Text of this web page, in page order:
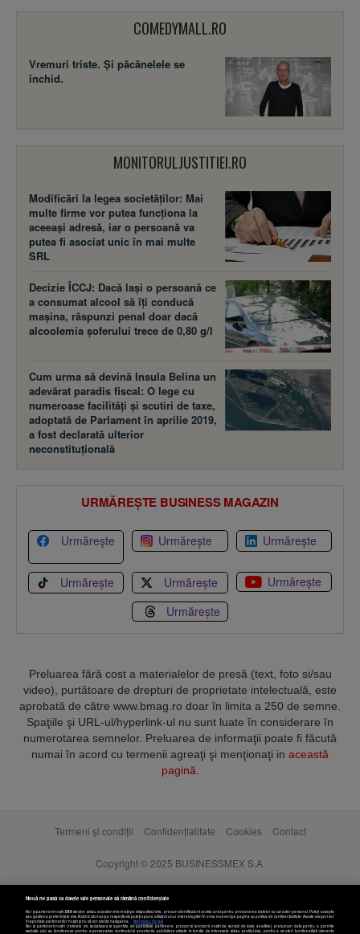
COMEDYMALL.RO
Vremuri triste. Şi păcănelele se
închid.
MONITORULJUSTITIEI.RO
Modificări la legea societăţilor: Mai
multe firme vor putea funcţiona la
aceeaşi adresă, iar o persoană va
putea fi asociat unic în mai multe
SRL
Decizie ÎCCJ: Dacă laşi o persoană ce
a consumat alcool să îţi conducă
maşina, răspunzi penal doar dacă
alcoolemia şoferului trece de 0,80 g/l
Cum urma să devină Insula Belina un
adevărat paradis fiscal: O lege cu
numeroase facilităţi şi scutiri de taxe,
adoptată de Parlament în aprilie 2019,
a fost declarată ulterior
neconstituţională
URMĂREȘTE BUSINESS MAGAZIN
Urmărește Urmărește Urmărește
Urmărește Urmărește
Urmărește
Urmărește
Preluarea fără cost a materialelor de presă (text, foto si/sau
video), purtătoare de drepturi de proprietate intelectuală, este
aprobată de către www.bmag.ro doar în limita a 250 de semne.
Spaţiile şi URL-ul/hyperlink-ul nu sunt luate în considerare în
numerotarea semnelor. Preluarea de informaţii poate fi făcută
numai în acord cu termenii agreaţi şi menţionaţi in această
pagină
Termeni și condiții Confidențialitate Cookies Contact
Copyright © 2025 BUSINESSMEX S.A.
Nouă ne pasă ca datele tale personale să rămână confidențiale
Noi și partenerii noștri589stocăm și/sau accesăm informații pe dispozitivul dvs., precum identificatorii cookie unici pentru prelucrarea datelor cu caracter personal. Puteți accepta
sau gestiona preferințele dvs. făcând clic mai jos, respectiv vă puteți opune utilizării unui interes legitim în orice moment pe pagina cu politica de confidențialitate. Aceste alegeri vor
fi raportate partenerilor noștri și nu vă vor afecta navigarea.
Mai multe detalii
Noi si partenerii nostri (retelele de socializare si agentiile de publicitate partenere, precum si furnizorii nostri de servicii de date analitice) prelucram date pentru a permite
website-ului sa functioneze, pentru a personaliza continutul si anunturile publicitare afisate in functie de interesele si/sau profilul dvs., pentru a va oferi functionalitati aferente